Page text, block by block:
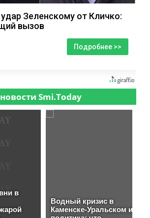
Зеленскому от Кличко:
вызов
Подробнее >>